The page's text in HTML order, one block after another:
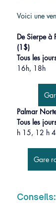
Voici une
De Sierpe à
(1$)
Tous les
16h, 18h
Palmar
Tous les
h 15, 12 h
Gare
Conseils: